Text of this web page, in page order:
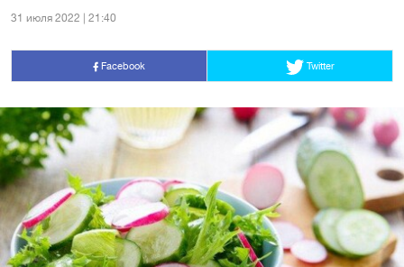
31 июля 2022 | 21:40
Facebook Twitter